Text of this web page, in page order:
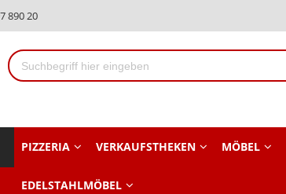
890 20
PIZZERIA VERKAUFSTHEKEN MÖBEL
EDELSTAHLMÖBEL